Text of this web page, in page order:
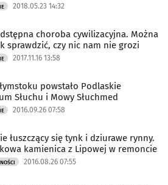
2018.05.23 14:32
choroba cywilizacyjna. Można
sprawdzić, czy nic nam nie grozi
2017.11.16 13:58
powstało Podlaskie
Słuchu i Mowy Słuchmed
2016.09.26 07:58
łuszczący się tynk i dziurawe rynny.
kamienica z Lipowej w remoncie
2016.08.26 07:55